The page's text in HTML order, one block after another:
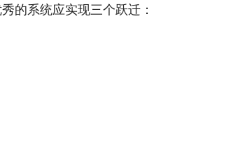
的系统应实现三个跃迁：